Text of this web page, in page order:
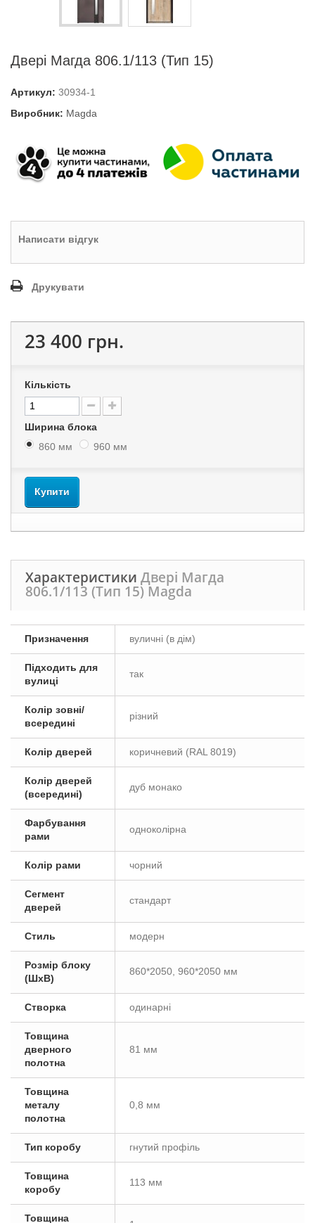
Двері Магда 806.1/113 (Тип 15)
Артикул: 30934-1
Виробник: Magda
Написати відгук
Друкувати
23 400 грн.
Кількість
Ширина блока
860 мм
960 мм
Купити
Характеристики Двері Магда
806.1/113 (Тип 15) Magda
Призначення вуличні (в дім)
Підходить для
вулиці
так
Колір зовні/
всередині
різний
Колір дверей коричневий (RAL 8019)
Колір дверей
(всередині)
дуб монако
Фарбування
рами
одноколірна
Колір рами чорний
Сегмент
дверей
стандарт
Стиль модерн
Розмір блоку
(ШxВ)
860*2050, 960*2050 мм
Створка одинарні
Товщина
дверного
полотна
81 мм
Товщина
металу
полотна
0,8 мм
Тип коробу гнутий профіль
Товщина
коробу
113 мм
Товщина